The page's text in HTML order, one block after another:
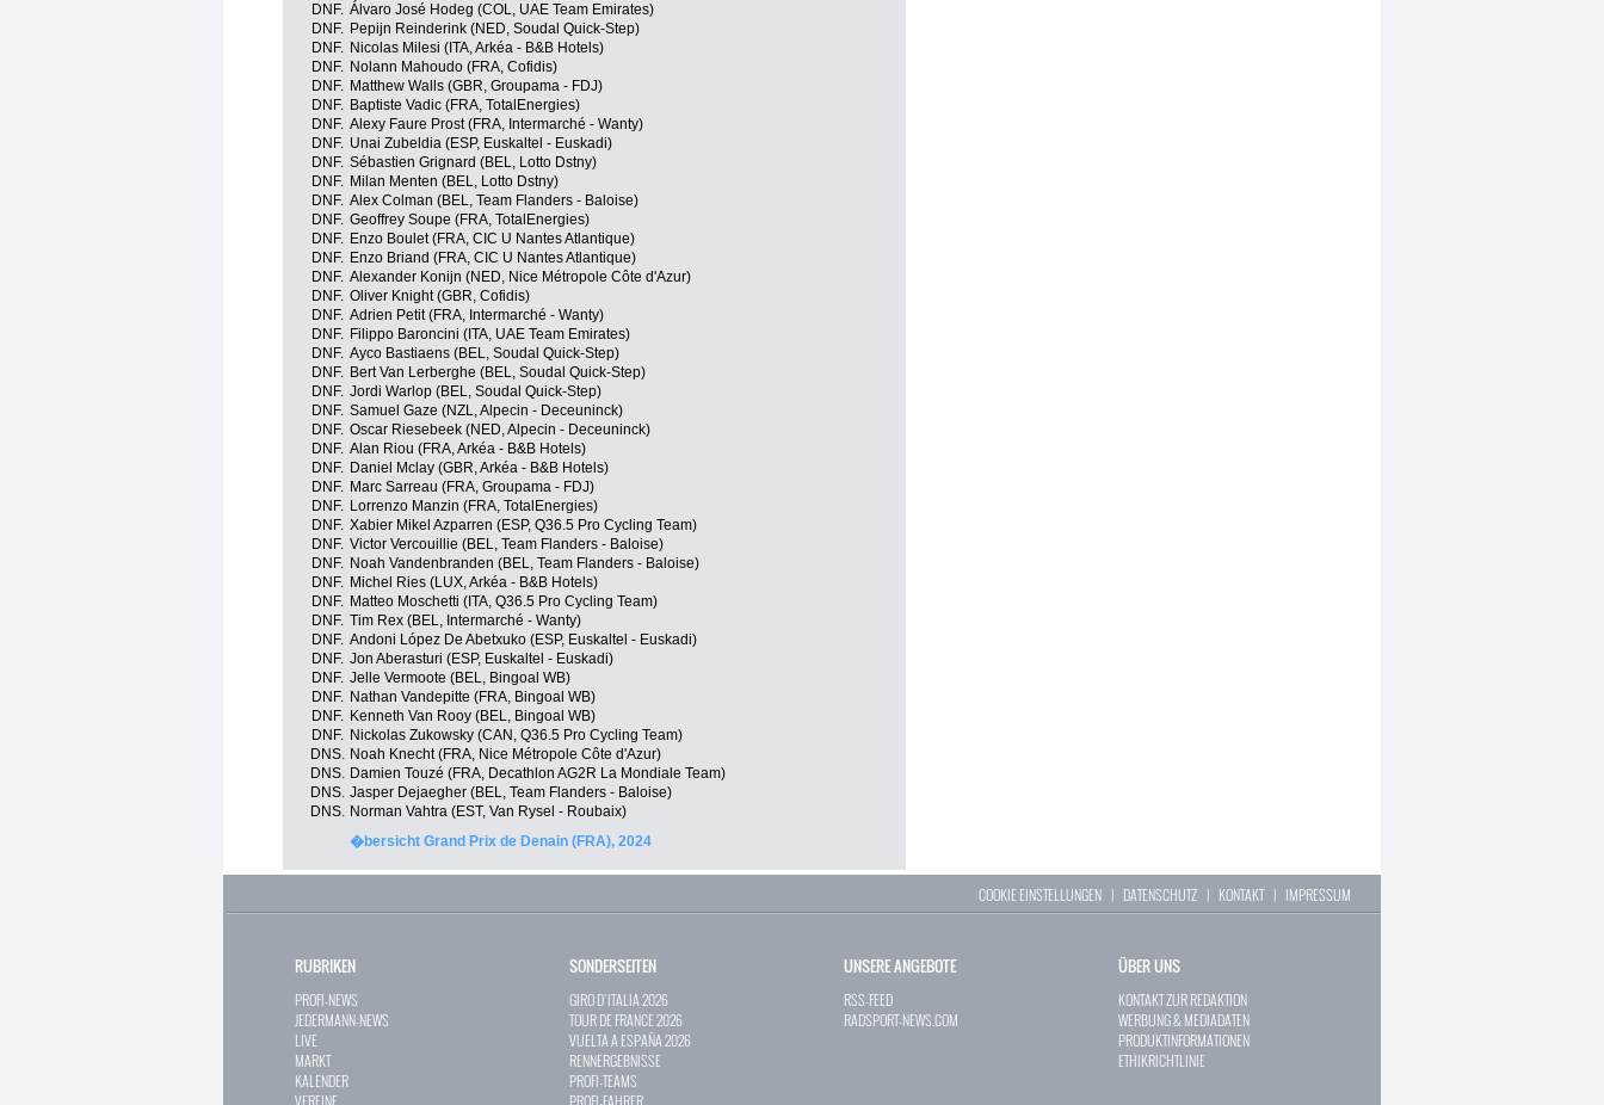
DNF. Álvaro José Hodeg (COL, UAE Team Emirates)
DNF. Pepijn Reinderink (NED, Soudal Quick-Step)
DNF. Nicolas Milesi (ITA, Arkéa - B&B Hotels)
DNF. Nolann Mahoudo (FRA, Cofidis)
DNF. Matthew Walls (GBR, Groupama - FDJ)
DNF. Baptiste Vadic (FRA, TotalEnergies)
DNF. Alexy Faure Prost (FRA, Intermarché - Wanty)
DNF. Unai Zubeldia (ESP, Euskaltel - Euskadi)
DNF. Sébastien Grignard (BEL, Lotto Dstny)
DNF. Milan Menten (BEL, Lotto Dstny)
DNF. Alex Colman (BEL, Team Flanders - Baloise)
DNF. Geoffrey Soupe (FRA, TotalEnergies)
DNF. Enzo Boulet (FRA, CIC U Nantes Atlantique)
DNF. Enzo Briand (FRA, CIC U Nantes Atlantique)
DNF. Alexander Konijn (NED, Nice Métropole Côte d'Azur)
DNF. Oliver Knight (GBR, Cofidis)
DNF. Adrien Petit (FRA, Intermarché - Wanty)
DNF. Filippo Baroncini (ITA, UAE Team Emirates)
DNF. Ayco Bastiaens (BEL, Soudal Quick-Step)
DNF. Bert Van Lerberghe (BEL, Soudal Quick-Step)
DNF. Jordi Warlop (BEL, Soudal Quick-Step)
DNF. Samuel Gaze (NZL, Alpecin - Deceuninck)
DNF. Oscar Riesebeek (NED, Alpecin - Deceuninck)
DNF. Alan Riou (FRA, Arkéa - B&B Hotels)
DNF. Daniel Mclay (GBR, Arkéa - B&B Hotels)
DNF. Marc Sarreau (FRA, Groupama - FDJ)
DNF. Lorrenzo Manzin (FRA, TotalEnergies)
DNF. Xabier Mikel Azparren (ESP, Q36.5 Pro Cycling Team)
DNF. Victor Vercouillie (BEL, Team Flanders - Baloise)
DNF. Noah Vandenbranden (BEL, Team Flanders - Baloise)
DNF. Michel Ries (LUX, Arkéa - B&B Hotels)
DNF. Matteo Moschetti (ITA, Q36.5 Pro Cycling Team)
DNF. Tim Rex (BEL, Intermarché - Wanty)
DNF. Andoni López De Abetxuko (ESP, Euskaltel - Euskadi)
DNF. Jon Aberasturi (ESP, Euskaltel - Euskadi)
DNF. Jelle Vermoote (BEL, Bingoal WB)
DNF. Nathan Vandepitte (FRA, Bingoal WB)
DNF. Kenneth Van Rooy (BEL, Bingoal WB)
DNF. Nickolas Zukowsky (CAN, Q36.5 Pro Cycling Team)
DNS. Noah Knecht (FRA, Nice Métropole Côte d'Azur)
DNS. Damien Touzé (FRA, Decathlon AG2R La Mondiale Team)
DNS. Jasper Dejaegher (BEL, Team Flanders - Baloise)
DNS. Norman Vahtra (EST, Van Rysel - Roubaix)
�bersicht Grand Prix de Denain (FRA), 2024
COOKIE EINSTELLUNGEN | DATENSCHUTZ | KONTAKT| IMPRESSUM
RUBRIKEN
PROFI-NEWS
JEDERMANN-NEWS
LIVE
MARKT
KALENDER
VEREINE
SONDERSEITEN
GIRO D`ITALIA 2026
TOUR DE FRANCE 2026
VUELTA A ESPAÑA 2026
RENNERGEBNISSE
PROFI-TEAMS
PROFI-FAHRER
UNSERE ANGEBOTE
RSS-FEED
RADSPORT-NEWS.COM
ÜBER UNS
KONTAKT ZUR REDAKTION
WERBUNG & MEDIADATEN
PRODUKTINFORMATIONEN
ETHIKRICHTLINIE